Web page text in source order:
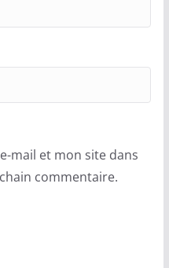
mail et mon site dans
commentaire.